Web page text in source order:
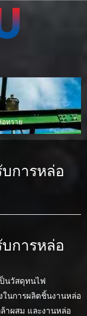
อทราย
การหล่อ
การหล่อ
นวัสดุทนไฟ
ในการผลิตชิ้นงานหล่อ
าผสม และงานหล่อ